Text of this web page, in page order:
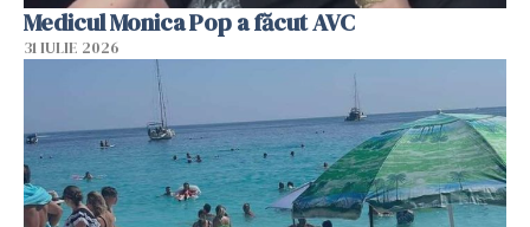
Medicul Monica Pop a făcut AVC
31 IULIE 2026